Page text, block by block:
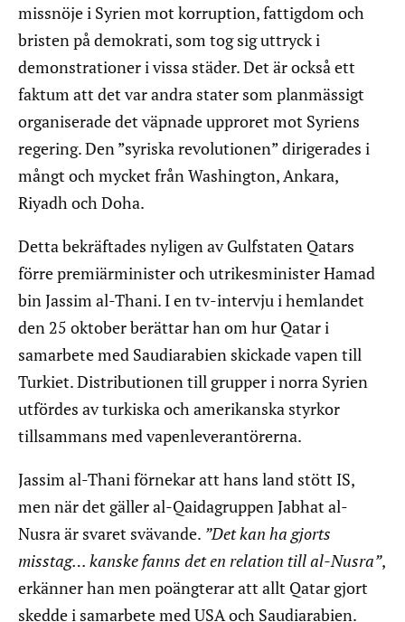
missnöje i Syrien mot korruption, fattigdom och
bristen på demokrati, som tog sig uttryck i
demonstrationer i vissa städer. Det är också ett
faktum att det var andra stater som planmässigt
organiserade det väpnade upproret mot Syriens
regering. Den ”syriska revolutionen” dirigerades i
mångt och mycket från Washington, Ankara,
Riyadh och Doha.
Detta bekräftades nyligen av Gulfstaten Qatars
förre premiärminister och utrikesminister Hamad
bin Jassim al-Thani. I en tv-intervju i hemlandet
den 25 oktober berättar han om hur Qatar i
samarbete med Saudiarabien skickade vapen till
Turkiet. Distributionen till grupper i norra Syrien
utfördes av turkiska och amerikanska styrkor
tillsammans med vapenleverantörerna.
Jassim al-Thani förnekar att hans land stött IS,
men när det gäller al-Qaidagruppen Jabhat al-
Nusra är svaret svävande. ”Det kan ha gjorts
misstag… kanske fanns det en relation till al-Nusra”,
erkänner han men poängterar att allt Qatar gjort
skedde i samarbete med USA och Saudiarabien.